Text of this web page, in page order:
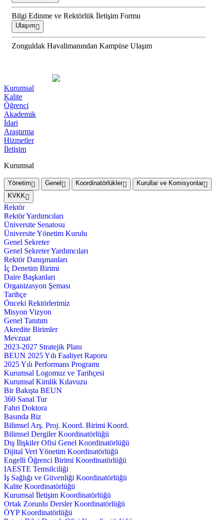
Bilgi Edinme ve Rektörlük İletişim Formu
Ulaşım
Zonguldak Havalimanından Kampüse Ulaşım
Kurumsal
Kalite
Öğrenci
Akademik
İdari
Araştırma
Hizmetler
İletişim
Kurumsal
Yönetim Genel Koordinatörlükler
Kurullar ve Komisyonlar
KVKK
Rektör
Rektör Yardımcıları
Üniversite Senatosu
Üniversite Yönetim Kurulu
Genel Sekreter
Genel Sekreter Yardımcıları
Rektör Danışmanları
İç Denetim Birimi
Daire Başkanları
Organizasyon Şeması
Tarihçe
Önceki Rektörlerimiz
Misyon Vizyon
Genel Tanıtım
Akredite Birimler
Mevzuat
2023-2027 Stratejik Planı
BEUN 2025 Yılı Faaliyet Raporu
2025 Yılı Performans Programı
Kurumsal Logomuz ve Tarihçesi
Kurumsal Kimlik Kılavuzu
Bir Bakışta BEUN
360 Sanal Tur
Fahri Doktora
Basında Biz
Bilimsel Arş. Proj. Koord. Birimi Koord.
Bilimsel Dergiler Koordinatörlüğü
Dış İlişkiler Ofisi Genel Koordinatörlüğü
Dijital Veri Yönetim Koordinatörlüğü
Engelli Öğrenci Birimi Koordinatörlüğü
IAESTE Temsilciliği
İş Sağlığı ve Güvenliği Koordinatörlüğü
Kalite Koordinatörlüğü
Kurumsal İletişim Koordinatörlüğü
Ortak Zorunlu Dersler Koordinatörlüğü
ÖYP Koordinatörlüğü